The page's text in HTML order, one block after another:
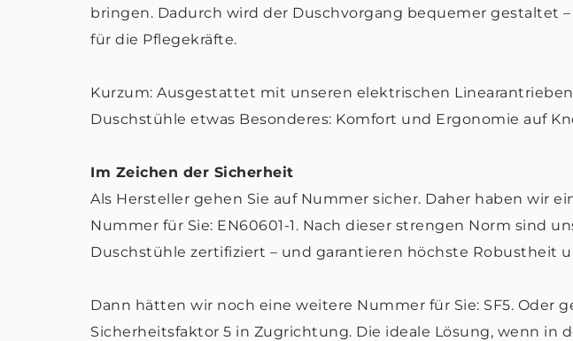
bringen. Dadurch wird der Duschvorgang bequemer gestaltet
für die Pflegekräfte.
Kurzum: Ausgestattet mit unseren elektrischen
Duschstühle etwas Besonderes: Komfort und Ergonomie auf
Im Zeichen der Sicherheit
Als Hersteller gehen Sie auf Nummer sicher. Daher haben wir
Nummer für Sie: EN60601-1. Nach dieser strengen Norm sind
Duschstühle zertifiziert – und garantieren höchste Robustheit
Dann hätten wir noch eine weitere Nummer für Sie: SF5. Oder
Sicherheitsfaktor 5 in Zugrichtung. Die ideale Lösung, wenn in